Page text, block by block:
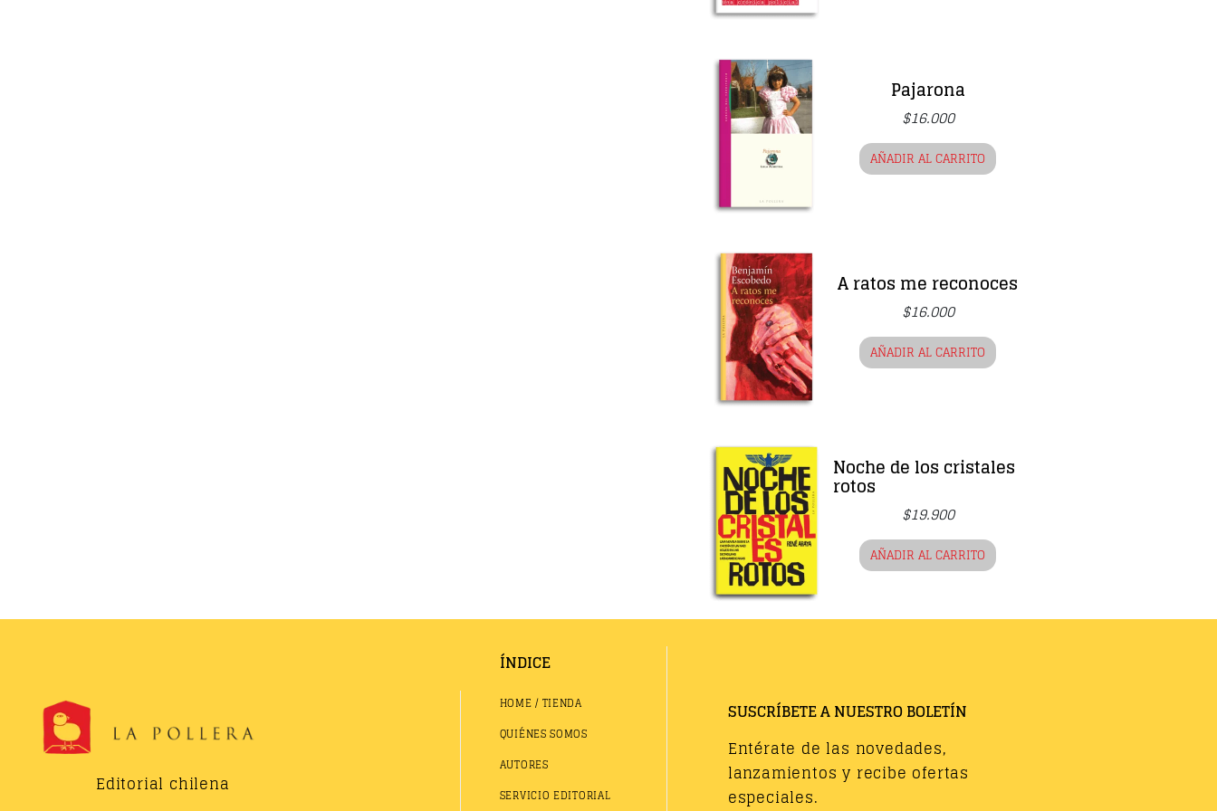
Pajarona
$16.000
AÑADIR AL CARRITO
A ratos me reconoces
$16.000
AÑADIR AL CARRITO
Noche de los cristales
rotos
$19.900
AÑADIR AL CARRITO
Editorial chilena
ÍNDICE
HOME / TIENDA
QUIÉNES SOMOS
AUTORES
SERVICIO EDITORIAL
SUSCRÍBETE A NUESTRO BOLETÍN
Entérate de las novedades,
lanzamientos y recibe ofertas
especiales.